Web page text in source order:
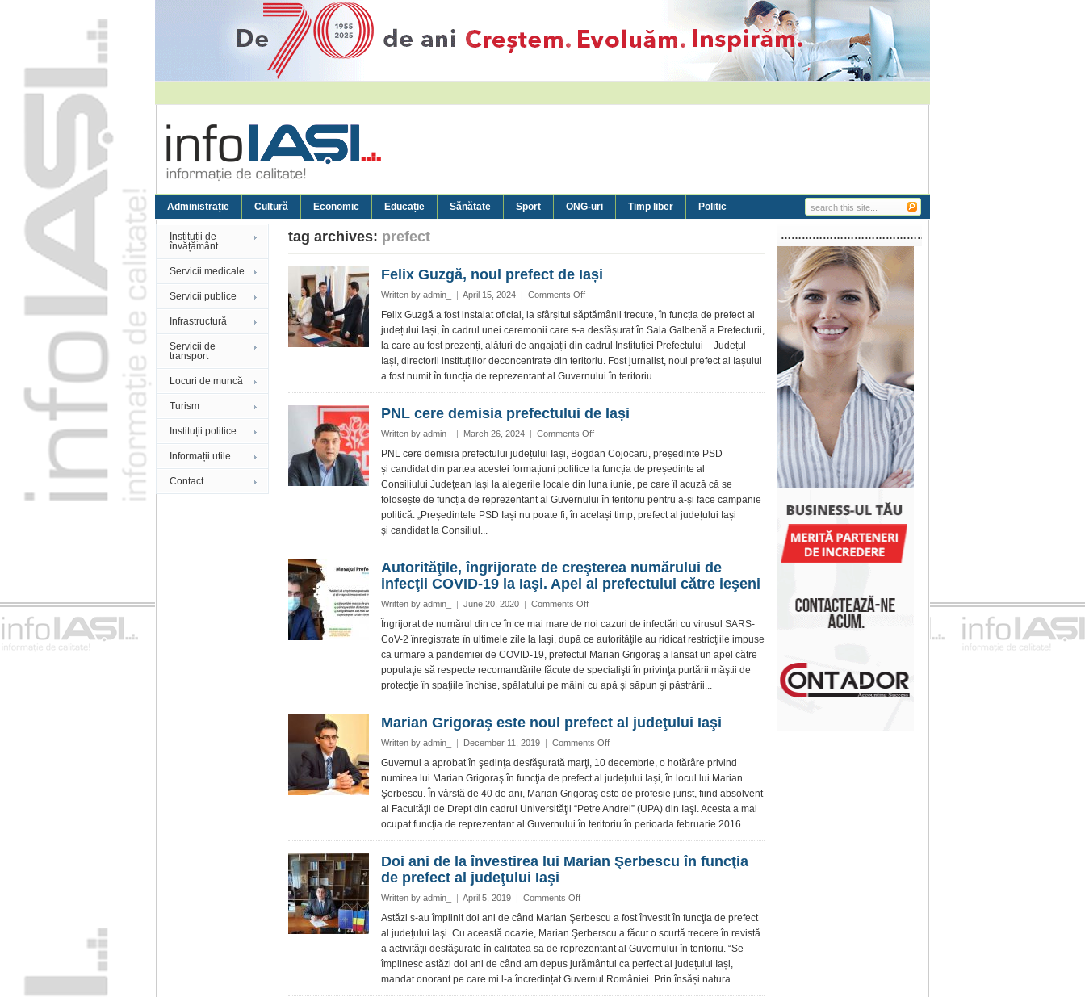
Administrație Cultură Economic Educație Sănătate Sport ONG-uri Timp liber Politic
Instituții de
învățământ
Servicii medicale
Servicii publice
Infrastructură
Servicii de
transport
Locuri de muncă
Turism
Instituții politice
Informații utile
Contact
tag archives: prefect
Felix Guzgă, noul prefect de Iași
Written by admin_ | April 15, 2024 | Comments Offon
Guzgă,
noul
prefect
de
Iași
Felix Guzgă a fost instalat oficial, la sfârșitul săptămânii trecute, în funcția de prefect al
județului Iași, în cadrul unei ceremonii care s-a desfășurat în Sala Galbenă a Prefecturii,
la care au fost prezenți, alături de angajații din cadrul Instituției Prefectului – Județul
Iași, directorii instituțiilor deconcentrate din teritoriu. Fost jurnalist, noul prefect al Iașului
a fost numit în funcția de reprezentant al Guvernului în teritoriu...
PNL cere demisia prefectului de Iași
Written by admin_ | March 26, 2024 | Comments Offon
cere
demisia
prefectului
de
Iași
PNL cere demisia prefectului județului Iași, Bogdan Cojocaru, președinte PSD
și candidat din partea acestei formațiuni politice la funcția de președinte al
Consiliului Județean Iași la alegerile locale din luna iunie, pe care îl acuză că se
folosește de funcția de reprezentant al Guvernului în teritoriu pentru a-și face campanie
politică. „Președintele PSD Iași nu poate fi, în același timp, prefect al județului Iași
și candidat la Consiliul...
Autorităţile, îngrijorate de creşterea numărului de
infecţii COVID-19 la Iaşi. Apel al prefectului către ieşeni
Written by admin_ | June 20, 2020 | Comments Offon
îngrijorate
de
creşterea
numărului
de
19
la
Apel
al
prefectului
către
ieşeni
Îngrijorat de numărul din ce în ce mai mare de noi cazuri de infectări cu virusul SARS-
CoV-2 înregistrate în ultimele zile la Iaşi, după ce autorităţile au ridicat restricţiile impuse
ca urmare a pandemiei de COVID-19, prefectul Marian Grigoraş a lansat un apel către
populaţie să respecte recomandările făcute de specialişti în privinţa purtării măştii de
protecţie în spaţiile închise, spălatului pe mâini cu apă şi săpun şi păstrării...
Marian Grigoraş este noul prefect al judeţului Iaşi
Written by admin_ | December 11, 2019 | Comments Offon
Grigoraş
este
noul
prefect
al
Guvernul a aprobat în şedinţa desfăşurată marţi, 10 decembrie, o hotărâre privind
numirea lui Marian Grigoraş în funcţia de prefect al judeţului Iaşi, în locul lui Marian
Şerbescu. În vârstă de 40 de ani, Marian Grigoraş este de profesie jurist, fiind absolvent
al Facultăţii de Drept din cadrul Universităţii “Petre Andrei” (UPA) din Iaşi. Acesta a mai
ocupat funcţia de reprezentant al Guvernului în teritoriu în perioada februarie 2016...
Doi ani de la învestirea lui Marian Şerbescu în funcţia
de prefect al judeţului Iaşi
Written by admin_ | April 5, 2019 | Comments Offon
ani
de
la
învestirea
lui
Astăzi s-au împlinit doi ani de când Marian Şerbescu a fost învestit în funcţia de prefect
al judeţului Iaşi. Cu această ocazie, Marian Şerberscu a făcut o scurtă trecere în revistă
a activităţii desfăşurate în calitatea sa de reprezentant al Guvernului în teritoriu. “Se
împlinesc astăzi doi ani de când am depus jurământul ca perfect al județului Iași,
mandat onorant pe care mi l-a încredințat Guvernul României. Prin însăși natura...
…………………………………………………..